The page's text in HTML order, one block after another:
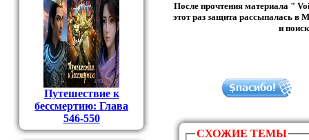
Путешествие к
бессмертию: Глава
546-550
После прочтения материала "
этот раз защита рассыпалась
и
СХОЖИЕ ТЕМЫ